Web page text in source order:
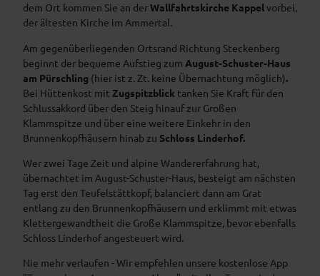
dem Ort kommen Sie an derWallfahrtskirche Kappelvorbei,
der ältesten Kirche im Ammertal.
Am gegenüberliegenden Ortsrand Richtung Steckenberg
beginnt der bequeme Aufstieg zum August-Schuster-Haus
am Pürschling (hier ist z. Zt. keine Übernachtung möglich).
Bei Hüttenkost mit Zugspitzblick tanken Sie Kraft für den
Schlussakkord über den Steig hinauf zur Großen
Klammspitze und über eine weitere Einkehr in den
Brunnenkopfhäusern hinab zu Schloss Linderhof.
Wer zwei Tage Zeit und alpine Wandererfahrung hat,
übernachtet im August-Schuster-Haus, besteigt am nächsten
Tag erst den Teufelstättkopf, balanciert dann am Grat
entlang zu den Brunnenkopfhäusern und erklimmt mit etwas
Klettergewandtheit die Große Klammspitze, bevor ebenfalls
Schloss Linderhof angesteuert wird.
Nie mehr verlaufen - Wir empfehlen unsere kostenlose App